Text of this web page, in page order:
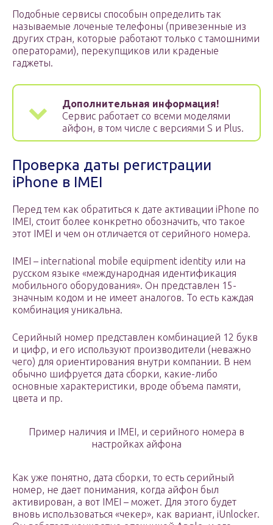
Подобные сервисы способын определить так
называемые лоченые телефоны (привезенные из
других стран, которые работают только с тамошними
операторами), перекупщиков или краденые
гаджеты.
Дополнительная информация!
Сервис работает со всеми моделями
айфон, в том числе с версиями S и Plus.
Проверка даты регистрации
iPhone в IMEI
Перед тем как обратиться к дате активации iPhone по
IMEI, стоит более конкретно обозначить, что такое
этот IMEI и чем он отличается от серийного номера.
IMEI – international mobile equipment identity или на
русском языке «международная идентификация
мобильного оборудования». Он представлен 15-
значным кодом и не имеет аналогов. То есть каждая
комбинация уникальна.
Серийный номер представлен комбинацией 12 букв
и цифр, и его используют производители (неважно
чего) для ориентирования внутри компании. В нем
обычно шифруется дата сборки, какие-либо
основные характеристики, вроде объема памяти,
цвета и пр.
Пример наличия и IMEI, и серийного номера в
настройках айфона
Как уже понятно, дата сборки, то есть серийный
номер, не дает понимания, когда айфон был
активирован, а вот IMEI – может. Для этого будет
вновь использоваться «чекер», как вариант, iUnlocker.